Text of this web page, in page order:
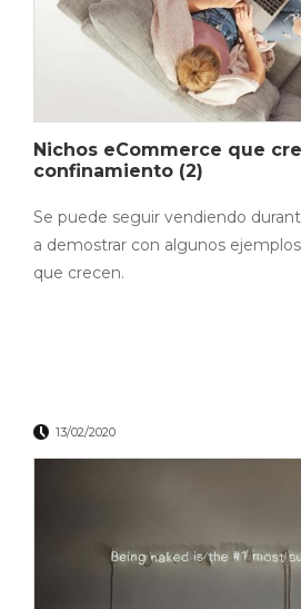
Nichos eCommerce que
confinamiento (2)
Se puede seguir vendiendo
a demostrar con algunos
que crecen.
13/02/2020